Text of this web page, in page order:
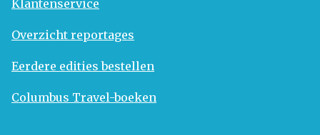
Klantenservice
Overzicht reportages
Eerdere edities bestellen
Columbus Travel-boeken